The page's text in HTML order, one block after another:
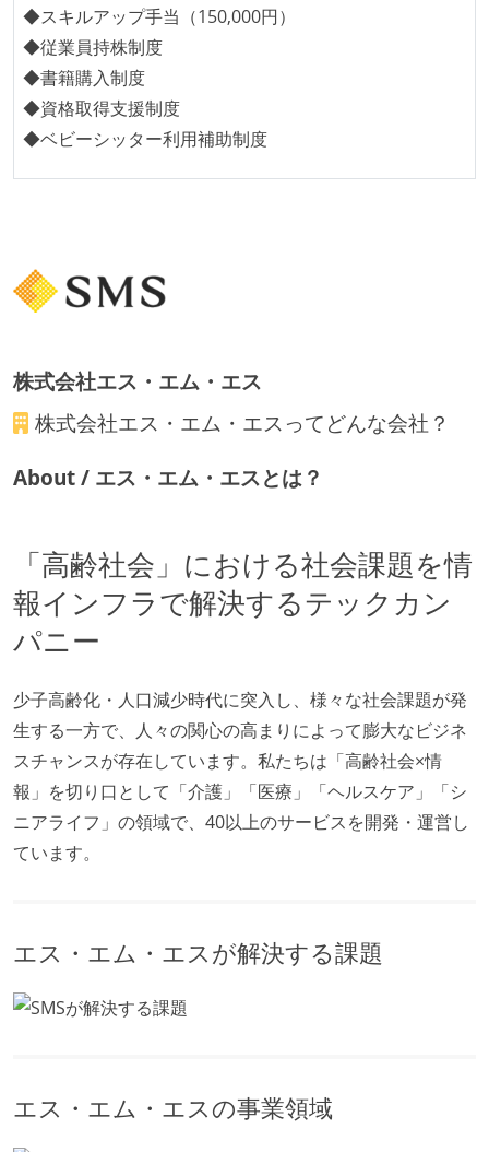
フレックスタイム制または裁量労働制を採用している
メンバーの多様性
外国籍の開発メンバーがいる
待遇・福利厚生
受動喫煙防止措置：屋内禁煙
◆スキルアップ手当（150,000円）
◆従業員持株制度
◆書籍購入制度
◆資格取得支援制度
◆ベビーシッター利用補助制度
株式会社エス・エム・エス
株式会社エス・エム・エスってどんな会社？
About / エス・エム・エスとは？
「高齢社会」における社会課題を情
報インフラで解決するテックカン
パニー
少子高齢化・人口減少時代に突入し、様々な社会課題が発
生する一方で、人々の関心の高まりによって膨大なビジネ
スチャンスが存在しています。私たちは「高齢社会×情
報」を切り口として「介護」「医療」「ヘルスケア」「シ
ニアライフ」の領域で、40以上のサービスを開発・運営し
ています。
エス・エム・エスが解決する課題
エス・エム・エスの事業領域